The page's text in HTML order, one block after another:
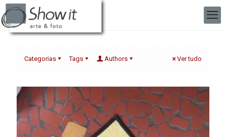
Categorias Tags Authors Ver tudo